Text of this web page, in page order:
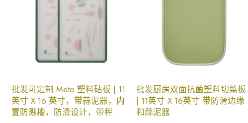
批发可定制 Meto 塑料砧板 | 11
英寸 X 16 英寸，带蒜泥器，内
置防溅槽，防滑设计，带秤
批发厨房双面抗菌塑料切菜板
| 11英寸 X 16英寸 带防滑边缘
和蒜泥器